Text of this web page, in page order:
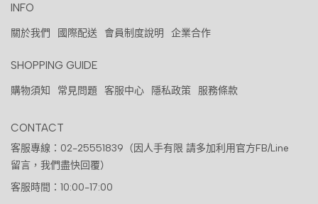
INFO
關於我們 國際配送 會員制度說明 企業合作
SHOPPING GUIDE
購物須知 常見問題 客服中心 隱私政策 服務條款
CONTACT
客服專線：02-25551839（因人手有限 請多加利用官方FB/Line
留言，我們盡快回覆）
客服時間：10:00-17:00